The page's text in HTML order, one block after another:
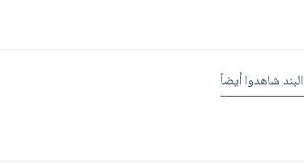
شاهدوا أيضاً